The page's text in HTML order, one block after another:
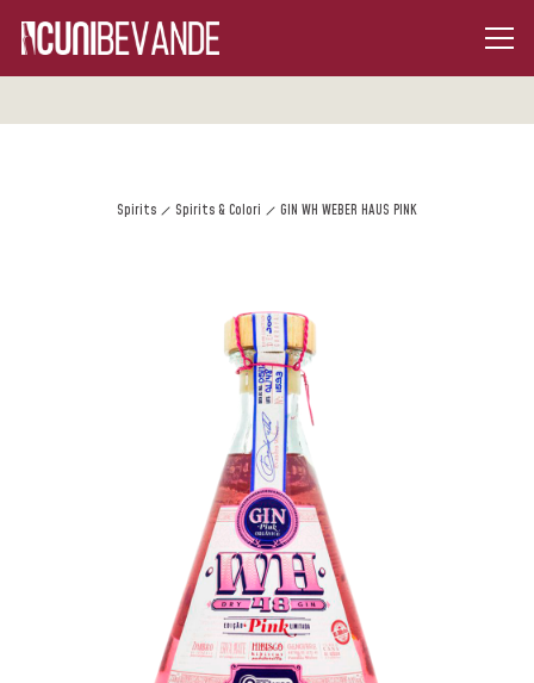
Spirits Spirits & Colori GIN WH WEBER HAUS PINK